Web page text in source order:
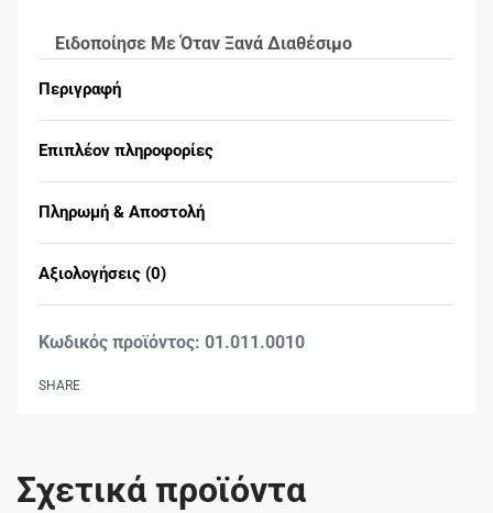
Ειδοποίησε Με Όταν Ξανά Διαθέσιμο
Περιγραφή
Επιπλέον πληροφορίες
Πληρωμή & Αποστολή
Αξιολογήσεις (0)
01.011.0010
SHARE
Σχετικά προϊόντα